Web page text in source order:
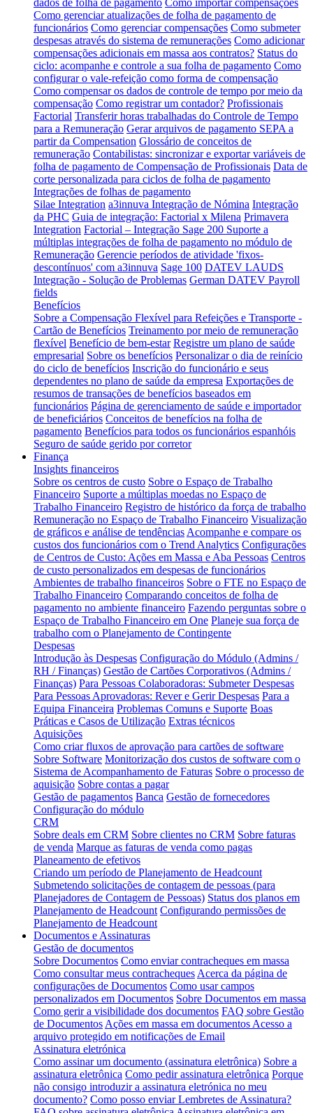
Como gerenciar atualizações de folha de pagamento de
funcionários Como gerenciar compensações Como submeter
despesas através do sistema de remunerações Como adicionar
compensações adicionais em massa aos contratos? Status do
ciclo: acompanhe e controle a sua folha de pagamento Como
configurar o vale-refeição como forma de compensação
Como compensar os dados de controle de tempo por meio da
compensação Como registrar um contador? Profissionais
Factorial Transferir horas trabalhadas do Controle de Tempo
para a Remuneração Gerar arquivos de pagamento SEPA a
partir da Compensation Glossário de conceitos de
remuneração Contabilistas: sincronizar e exportar variáveis de
folha de pagamento de Compensação de Profissionais Data de
corte personalizada para ciclos de folha de pagamento
Integrações de folhas de pagamento
Silae Integration a3innuva Integração de Nómina Integração
da PHC Guia de integração: Factorial x Milena Primavera
Integration Factorial – Integração Sage 200 Suporte a
múltiplas integrações de folha de pagamento no módulo de
Remuneração Gerencie períodos de atividade 'fixos-
descontínuos' com a3innuva Sage 100 DATEV LAUDS
Integração - Solução de Problemas German DATEV Payroll
fields
Benefícios
Sobre a Compensação Flexível para Refeições e Transporte -
Cartão de Benefícios Treinamento por meio de remuneração
flexível Benefício de bem-estar Registre um plano de saúde
empresarial Sobre os benefícios Personalizar o dia de reinício
do ciclo de benefícios Inscrição do funcionário e seus
dependentes no plano de saúde da empresa Exportações de
resumos de transações de benefícios baseados em
funcionários Página de gerenciamento de saúde e importador
de beneficiários Conceitos de benefícios na folha de
pagamento Benefícios para todos os funcionários espanhóis
Seguro de saúde gerido por corretor
Finança
Insights financeiros
Sobre os centros de custo Sobre o Espaço de Trabalho
Financeiro Suporte a múltiplas moedas no Espaço de
Trabalho Financeiro Registro de histórico da força de trabalho
Remuneração no Espaço de Trabalho Financeiro Visualização
de gráficos e análise de tendências Acompanhe e compare os
custos dos funcionários com o Trend Analytics Configurações
de Centros de Custo: Ações em Massa e Aba Pessoas Centros
de custo personalizados em despesas de funcionários
Ambientes de trabalho financeiros Sobre o FTE no Espaço de
Trabalho Financeiro Comparando conceitos de folha de
pagamento no ambiente financeiro Fazendo perguntas sobre o
Espaço de Trabalho Financeiro em One Planeje sua força de
trabalho com o Planejamento de Contingente
Despesas
Introdução às Despesas Configuração do Módulo (Admins /
RH / Finanças) Gestão de Cartões Corporativos (Admins /
Finanças) Para Pessoas Colaboradoras: Submeter Despesas
Para Pessoas Aprovadoras: Rever e Gerir Despesas Para a
Equipa Financeira Problemas Comuns e Suporte Boas
Práticas e Casos de Utilização Extras técnicos
Aquisições
Como criar fluxos de aprovação para cartões de software
Sobre Software Monitorização dos custos de software com o
Sistema de Acompanhamento de Faturas Sobre o processo de
aquisição Sobre contas a pagar
Gestão de pagamentos Banca Gestão de fornecedores
Configuração do módulo
CRM
Sobre deals em CRM Sobre clientes no CRM Sobre faturas
de venda Marque as faturas de venda como pagas
Planeamento de efetivos
Criando um período de Planejamento de Headcount
Submetendo solicitações de contagem de pessoas (para
Planejadores de Contagem de Pessoas) Status dos planos em
Planejamento de Headcount Configurando permissões de
Planejamento de Headcount
Documentos e Assinaturas
Gestão de documentos
Sobre Documentos Como enviar contracheques em massa
Como consultar meus contracheques Acerca da página de
configurações de Documentos Como usar campos
personalizados em Documentos Sobre Documentos em massa
Como gerir a visibilidade dos documentos FAQ sobre Gestão
de Documentos Ações em massa em documentos Acesso a
arquivo protegido em notificações de Email
Assinatura eletrónica
Como assinar um documento (assinatura eletrônica) Sobre a
assinatura eletrônica Como pedir assinatura eletrônica Porque
não consigo introduzir a assinatura eletrónica no meu
documento? Como posso enviar Lembretes de Assinatura?